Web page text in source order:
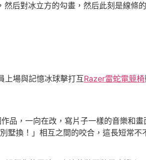
后對冰立方的勾畫，然后此刻是線條
場與記憶冰球擊打互Razer雷蛇電競椅
品，一向在改，寫片子一樣的音樂和
墅換！」相互之間的咬合，這長短常不